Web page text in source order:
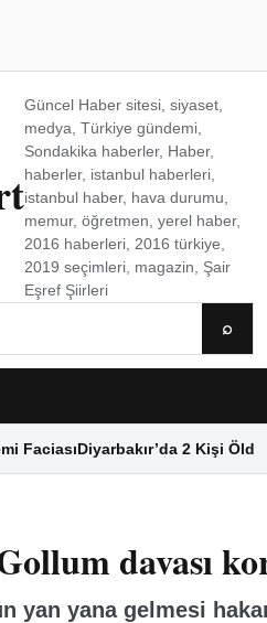
Güncel Haber sitesi, siyaset,
medya, Türkiye gündemi,
Sondakika haberler, Haber,
haberler, istanbul haberleri,
istanbul haber, hava durumu,
memur, öğretmen, yerel haber,
2016 haberleri, 2016 türkiye,
2019 seçimleri, magazin, Şair
Eşref Şiirleri
⌕
FaciasıDiyarbakır’da 2 Kişi Öldü
davası
yan yana gelmesi